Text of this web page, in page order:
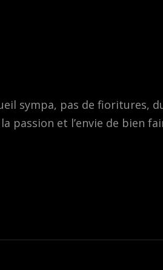
sympa, pas de fioritures,
passion et l’envie de bien